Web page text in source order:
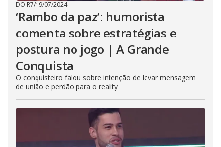
DO R7/19/07/2024
‘Rambo da paz’: humorista
comenta sobre estratégias e
postura no jogo | A Grande
Conquista
O conquisteiro falou sobre intenção de levar mensagem
de união e perdão para o reality